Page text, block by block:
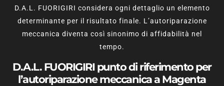
D.A.L. FUORIGIRI considera ogni dettaglio un elemento
determinante per il risultato finale. L’autoriparazione
meccanica diventa così sinonimo di affidabilità nel
tempo.
D.A.L. FUORIGIRI punto di riferimento per
l’autoriparazione meccanica a Magenta